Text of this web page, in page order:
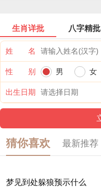
生肖详批 八字精批
姓 名
性 别 男 女
出生日期
猜你喜欢 最新推荐
梦见到处躲狼预示什么